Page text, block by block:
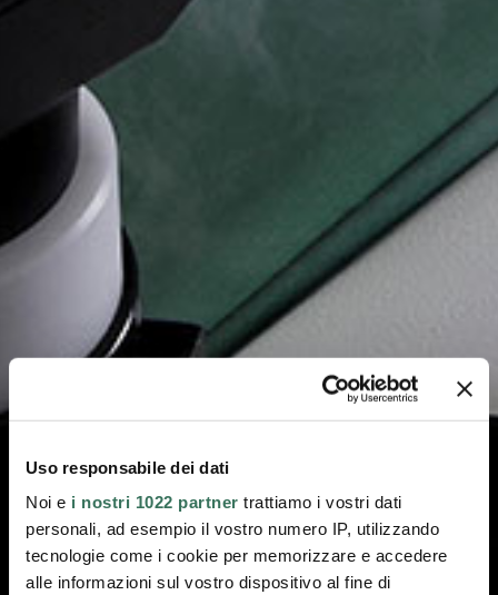
Uso responsabile dei dati
Noi e i nostri 1022 partner trattiamo i vostri dati
personali, ad esempio il vostro numero IP, utilizzando
tecnologie come i cookie per memorizzare e accedere
alle informazioni sul vostro dispositivo al fine di